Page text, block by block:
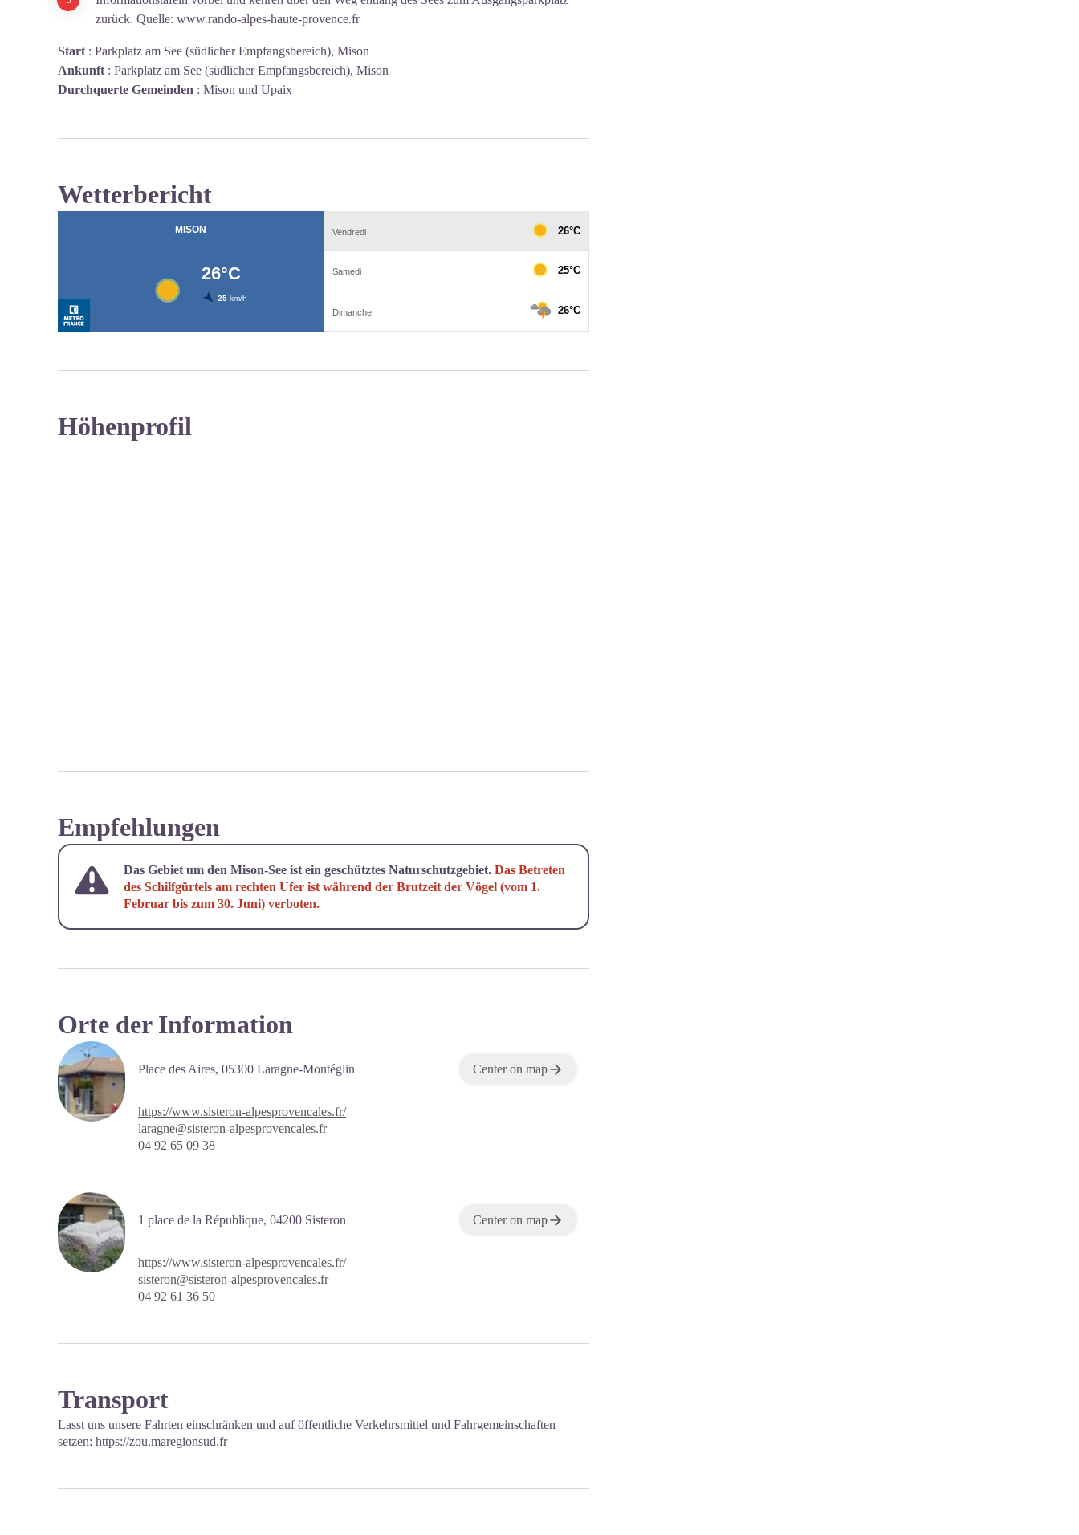
zurück. Quelle: www.rando-alpes-haute-provence.fr
Start : Parkplatz am See (südlicher Empfangsbereich), Mison
Ankunft : Parkplatz am See (südlicher Empfangsbereich), Mison
Durchquerte Gemeinden : Mison und Upaix
Wetterbericht
Höhenprofil
Empfehlungen
Das Gebiet um den Mison-See ist ein geschütztes Naturschutzgebiet. Das Betreten
des Schilfgürtels am rechten Ufer ist während der Brutzeit der Vögel (vom 1.
Februar bis zum 30. Juni) verboten.
Orte der Information
Place des Aires, 05300 Laragne-Montéglin Center on map
https://www.sisteron-alpesprovencales.fr/
laragne@sisteron-alpesprovencales.fr
04 92 65 09 38
1 place de la République, 04200 Sisteron Center on map
https://www.sisteron-alpesprovencales.fr/
sisteron@sisteron-alpesprovencales.fr
04 92 61 36 50
Transport
Lasst uns unsere Fahrten einschränken und auf öffentliche Verkehrsmittel und Fahrgemeinschaften
setzen: https://zou.maregionsud.fr